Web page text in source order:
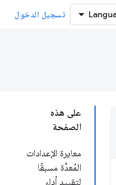
تسجيل الدخول
على هذه
الصفحة
معايرة الإعدادات
المُعدَّة مسبقًا
لتقييد أداء